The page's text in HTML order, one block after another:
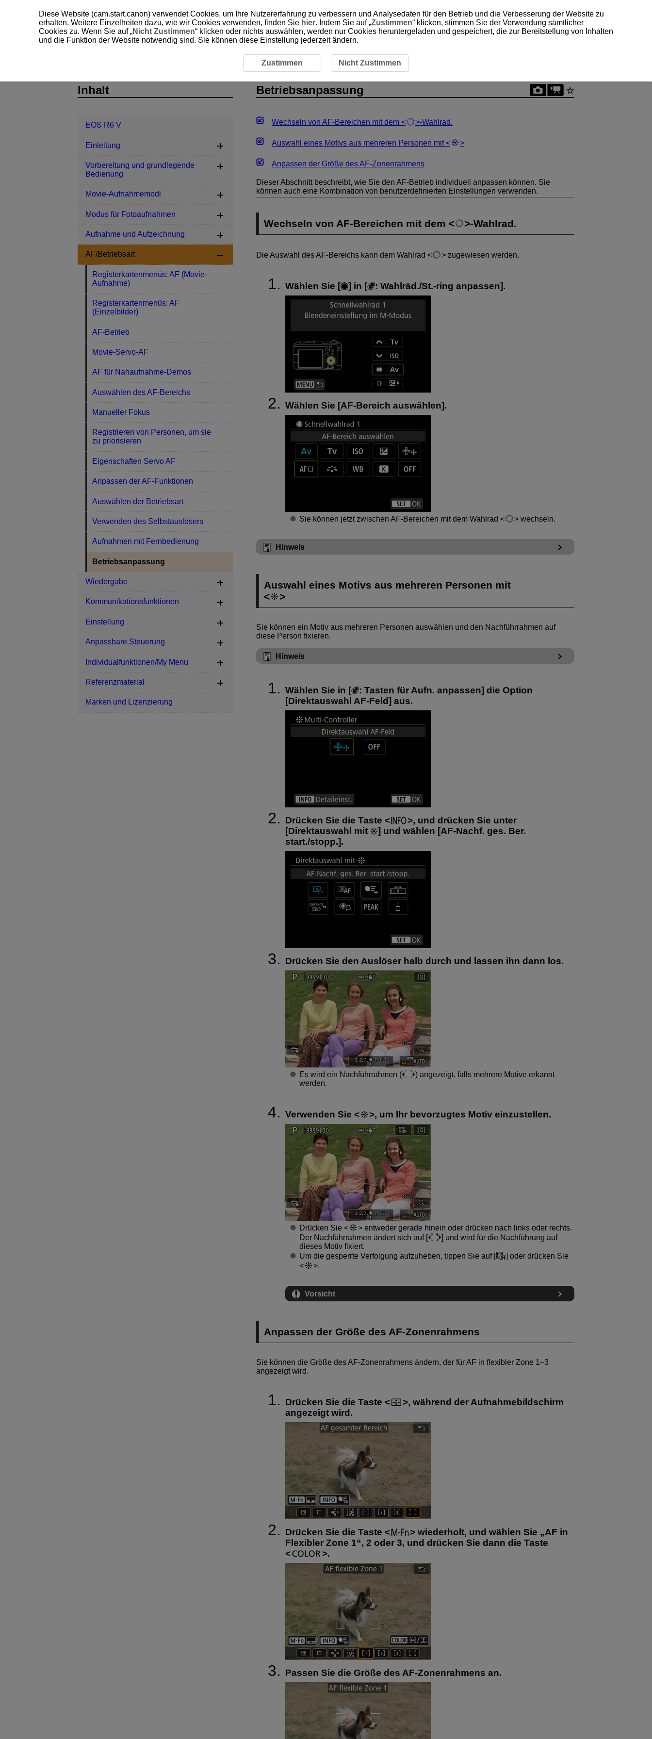
AF/Betriebsart
Betriebsanpassung
Wechseln von AF-Bereichen mit dem -Wahlrad.
Auswahl eines Motivs aus mehreren Personen mit
Anpassen der Größe des AF-Zonenrahmens
Dieser Abschnitt beschreibt, wie Sie den AF-Betrieb individuell anpassen können. Sie
können auch eine Kombination von benutzerdefinierten Einstellungen verwenden.
Wechseln von AF-Bereichen mit dem -Wahlrad.
Die Auswahl des AF-Bereichs kann dem Wahlrad zugewiesen werden.
Wählen Sie [ ] in [ : Wahlräd./St.-ring anpassen].
Wählen Sie [AF-Bereich auswählen].
Sie können jetzt zwischen AF-Bereichen mit dem Wahlrad wechseln.
Hinweis
Auswahl eines Motivs aus mehreren Personen mit
Sie können ein Motiv aus mehreren Personen auswählen und den Nachführrahmen auf
diese Person fixieren.
Hinweis
Wählen Sie in [ : Tasten für Aufn. anpassen] die Option
[Direktauswahl AF-Feld] aus.
Drücken Sie die Taste
, und drücken Sie unter
[Direktauswahl mit ] und wählen [AF-Nachf. ges. Ber.
start./stopp.].
Drücken Sie den Auslöser halb durch und lassen ihn dann los.
Es wird ein Nachführrahmen (
) angezeigt, falls mehrere Motive erkannt
werden.
Verwenden Sie , um Ihr bevorzugtes Motiv einzustellen.
Drücken Sie
entweder gerade hinein oder drücken nach links oder rechts.
Der Nachführrahmen ändert sich auf [
] und wird für die Nachführung auf
dieses Motiv fixiert.
Um die gesperrte Verfolgung aufzuheben, tippen Sie auf [
] oder drücken Sie
.
Vorsicht
Anpassen der Größe des AF-Zonenrahmens
Sie können die Größe des AF-Zonenrahmens ändern, der für AF in flexibler Zone 1–3
angezeigt wird.
Drücken Sie die Taste
, während der Aufnahmebildschirm
angezeigt wird.
Drücken Sie die Taste
wiederholt, und wählen Sie „AF in
Flexibler Zone 1“, 2 oder 3, und drücken Sie dann die Taste
.
Passen Sie die Größe des AF-Zonenrahmens an.
Inhalt
EOS R6 V
Einleitung
Vorbereitung und grundlegende
Bedienung
Movie-Aufnahmemodi
Modus für Fotoaufnahmen
Aufnahme und Aufzeichnung
AF/Betriebsart
Registerkartenmenüs: AF (Movie-
Aufnahme)
Registerkartenmenüs: AF
(Einzelbilder)
AF-Betrieb
Movie-Servo-AF
AF für Nahaufnahme-Demos
Auswählen des AF-Bereichs
Manueller Fokus
Registrieren von Personen, um sie
zu priorisieren
Eigenschaften Servo AF
Anpassen der AF-Funktionen
Auswählen der Betriebsart
Verwenden des Selbstauslösers
Aufnahmen mit Fernbedienung
Betriebsanpassung
Wiedergabe
Kommunikationsfunktionen
Einstellung
Anpassbare Steuerung
Individualfunktionen/My Menu
Referenzmaterial
Marken und Lizenzierung
Diese Website (cam.start.canon) verwendet Cookies, um Ihre Nutzererfahrung zu verbessern und Analysedaten für den Betrieb und die Verbesserung der Website zu
erhalten. Weitere Einzelheiten dazu, wie wir Cookies verwenden, finden Sie hier. Indem Sie auf „Zustimmen“ klicken, stimmen Sie der Verwendung sämtlicher
Cookies zu. Wenn Sie auf „Nicht Zustimmen“ klicken oder nichts auswählen, werden nur Cookies heruntergeladen und gespeichert, die zur Bereitstellung von Inhalten
und die Funktion der Website notwendig sind. Sie können diese Einstellung jederzeit ändern.
Zustimmen Nicht Zustimmen